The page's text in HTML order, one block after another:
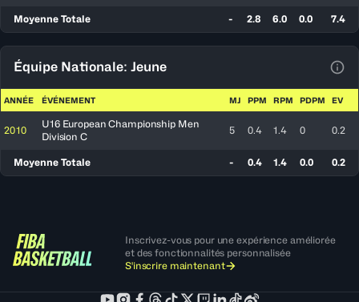
Moyenne Totale - 2.8 6.0 0.0 7.4
Équipe Nationale: Jeune
ANNÉE ÉVÉNEMENT MJ PPM RPM PDPM EV
2010
U16 European Championship Men
Division C
5 0.4 1.4 0 0.2
Moyenne Totale - 0.4 1.4 0.0 0.2
Inscrivez-vous pour une expérience améliorée
et des fonctionnalités personnalisée
S'inscrire maintenant